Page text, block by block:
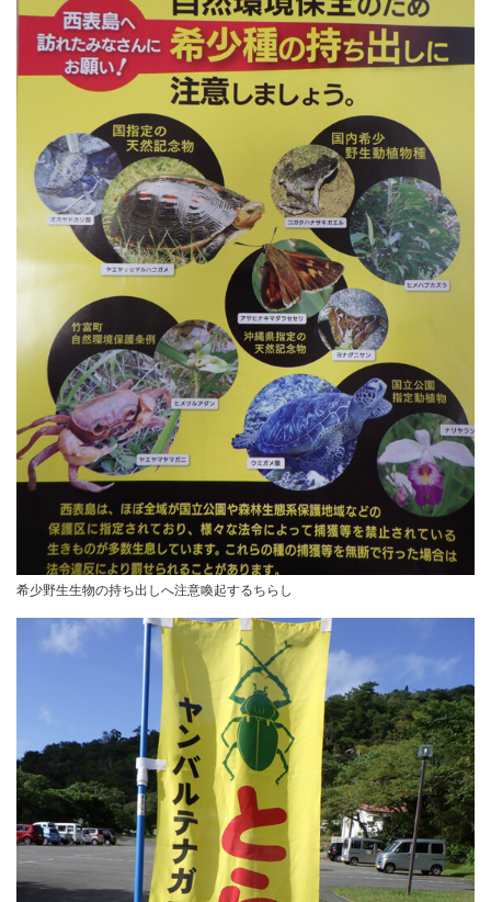
希少野生生物の持ち出しへ注意喚起するちらし